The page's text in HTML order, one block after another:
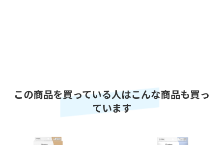
この商品を買っている人はこんな商品も買っ
ています